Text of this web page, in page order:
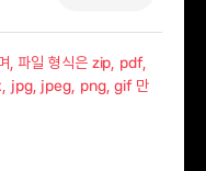
, 파일 형식은 zip, pdf,
jpg, jpeg, png, gif 만